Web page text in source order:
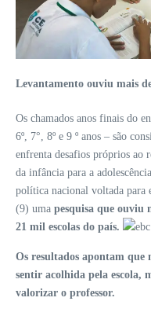
Levantamento ouviu mais
Os chamados anos finais do
6º, 7°, 8º e 9 º anos – são
enfrenta desafios próprios ao
da infância para a
política nacional voltada para
(9) uma pesquisa que ouviu
21 mil escolas do país.
Os resultados apontam que
sentir acolhida pela escola,
valorizar o professor.